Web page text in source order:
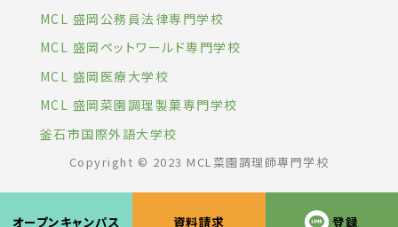
オープンキャンパス 資料請求 登録
MCL 盛岡公務員法律専門学校
MCL 盛岡ペットワールド専門学校
MCL 盛岡医療大学校
MCL 盛岡菜園調理製菓専門学校
釜石市国際外語大学校
Copyright © 2023 MCL菜園調理師専門学校